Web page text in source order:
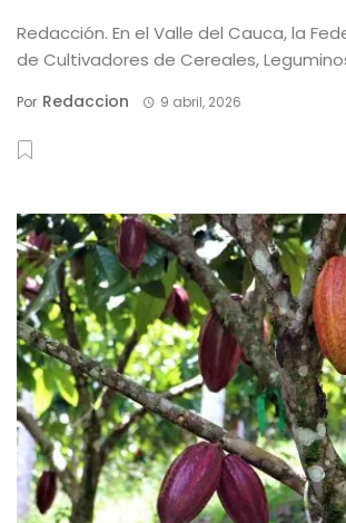
Redacción. En el Valle del Cauca, la
de Cultivadores de Cereales,
Por Redaccion 9 abril, 2026